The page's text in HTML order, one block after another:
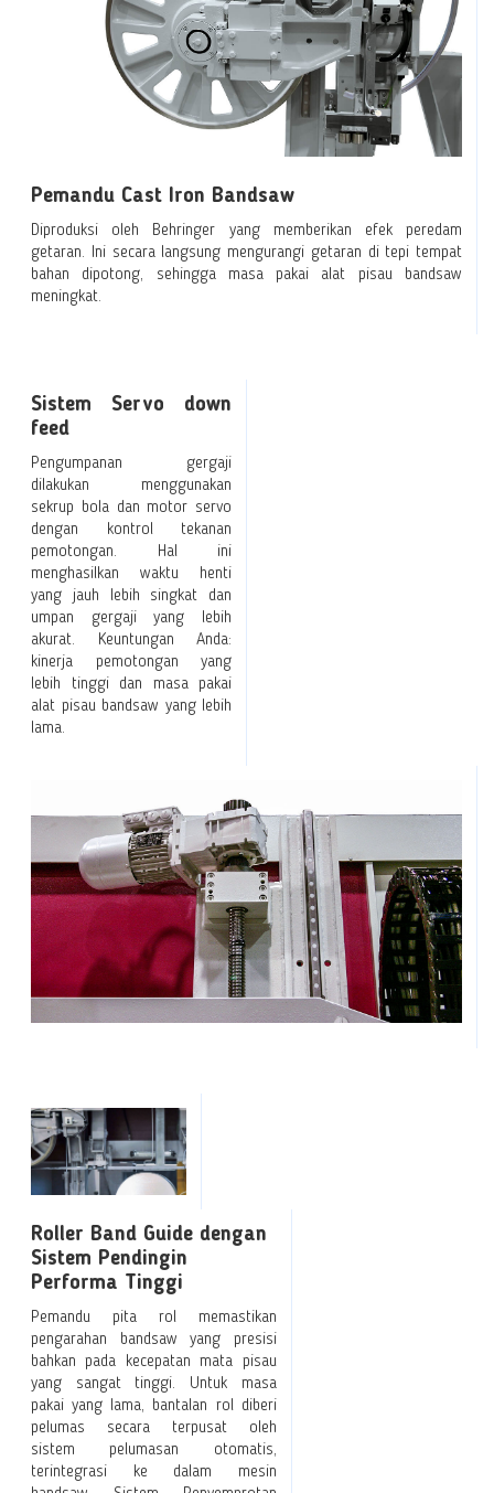
Pemandu Cast Iron Bandsaw
Diproduksi oleh Behringer yang memberikan efek peredam
getaran. Ini secara langsung mengurangi getaran di tepi tempat
bahan dipotong, sehingga masa pakai alat pisau bandsaw
meningkat.
Sistem Servo down
feed
Pengumpanan gergaji
dilakukan menggunakan
sekrup bola dan motor servo
dengan kontrol tekanan
pemotongan. Hal ini
menghasilkan waktu henti
yang jauh lebih singkat dan
umpan gergaji yang lebih
akurat. Keuntungan Anda:
kinerja pemotongan yang
lebih tinggi dan masa pakai
alat pisau bandsaw yang lebih
lama.
Roller Band Guide dengan
Sistem Pendingin
Performa Tinggi
Pemandu pita rol memastikan
pengarahan bandsaw yang presisi
bahkan pada kecepatan mata pisau
yang sangat tinggi. Untuk masa
pakai yang lama, bantalan rol diberi
pelumas secara terpusat oleh
sistem pelumasan otomatis,
terintegrasi ke dalam mesin